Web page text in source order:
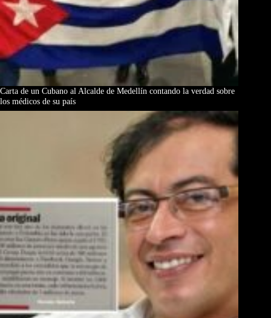
Carta de un Cubano al Alcalde de Medellín contando la verdad sobre
los médicos de su país